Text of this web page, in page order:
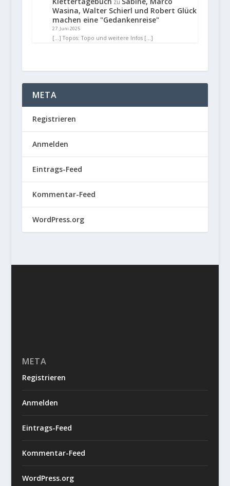
Wasina, Walter Schierl und Robert Glück
machen eine "Gedankenreise"
27. Juni 2025
[…] Topos: Topo und weitere Infos […]
META
Registrieren
Anmelden
Eintrags-Feed
Kommentar-Feed
WordPress.org
META
Registrieren
Anmelden
Eintrags-Feed
Kommentar-Feed
WordPress.org